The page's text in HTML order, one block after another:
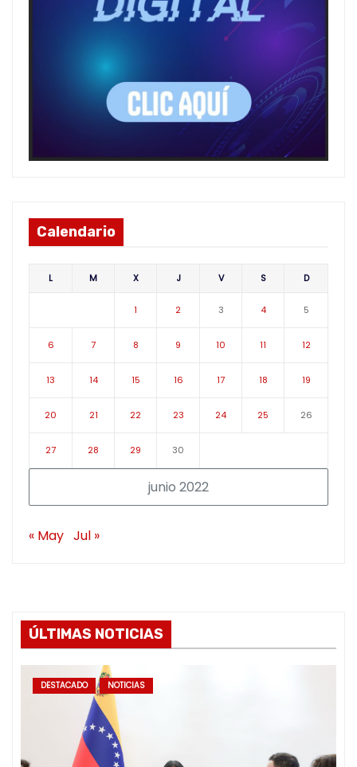
Calendario
junio 2022
L M X J V S D
1 2 3 4 5
6 7 8 9 10 11 12
13 14 15 16 17 18 19
20 21 22 23 24 25 26
27 28 29 30
« May Jul »
ÚLTIMAS NOTICIAS
DESTACADO NOTICIAS